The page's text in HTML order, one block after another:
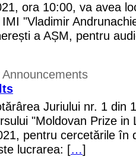
ora 10:00, va avea
"Vladimir
a AȘM, pentru
Juriului nr. 1 din
"Moldovan Prize in
pentru cercetările în
lucrarea: […]